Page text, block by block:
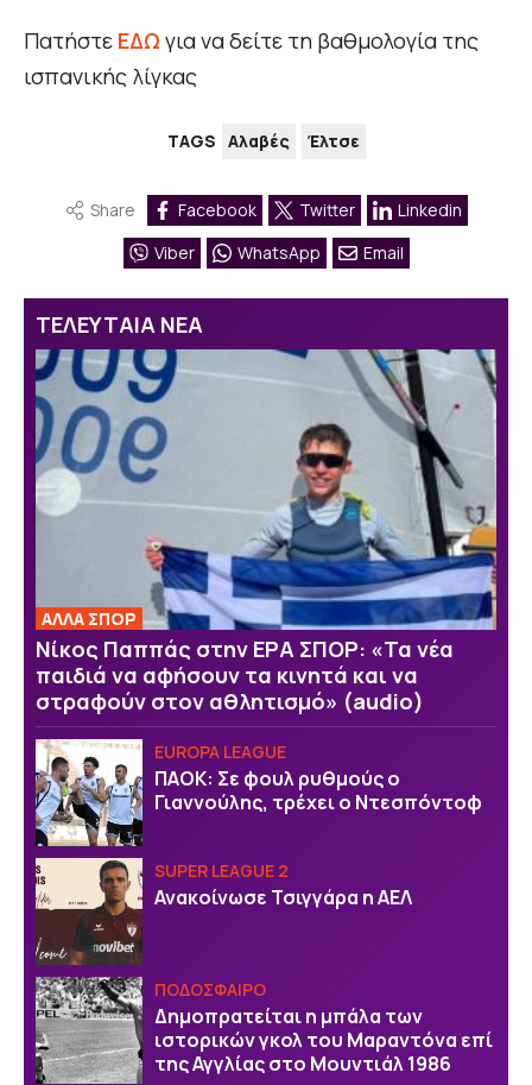
Πατήστε ΕΔΩ για να δείτε τη βαθμολογία της
ισπανικής λίγκας
TAGS Αλαβές Έλτσε
Share Facebook Twitter
Linkedin
Viber
WhatsApp Email
ΤΕΛΕΥΤΑΙΑ ΝΕΑ
ΑΛΛΑ ΣΠΟΡ
Νίκος Παππάς στην ΕΡΑ ΣΠΟΡ: «Τα νέα
παιδιά να αφήσουν τα κινητά και να
στραφούν στον αθλητισμό» (audio)
EUROPA LEAGUE
ΠΑΟΚ: Σε φουλ ρυθμούς ο
Γιαννούλης, τρέχει ο Ντεσπόντοφ
SUPER LEAGUE 2
Ανακοίνωσε Τσιγγάρα η ΑΕΛ
ΠΟΔΟΣΦΑΙΡΟ
Δημοπρατείται η μπάλα των
ιστορικών γκολ του Μαραντόνα επί
της Αγγλίας στο Μουντιάλ 1986